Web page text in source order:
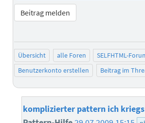
Beitrag melden
Übersicht alle Foren SELFHTML-
Benutzerkonto erstellen
Beitrag im
komplizierter pattern ich